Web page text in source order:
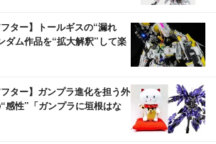
ター】トールギスの“漏れ
ダム作品を“拡大解釈”して楽
ター】ガンプラ進化を担う外
感性”「ガンプラに垣根はな